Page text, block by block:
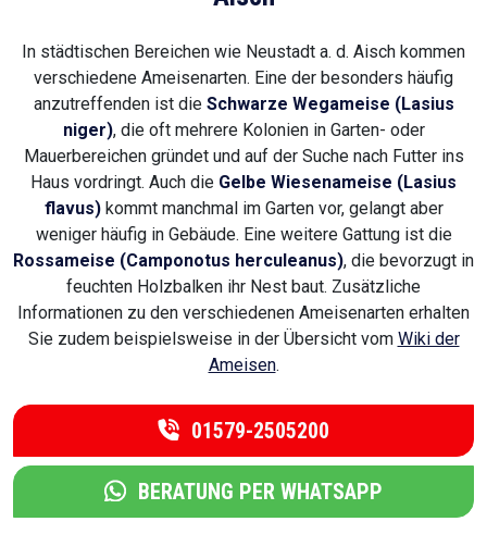
In städtischen Bereichen wie Neustadt a. d. Aisch kommen
verschiedene Ameisenarten. Eine der besonders häufig
anzutreffenden ist die Schwarze Wegameise (Lasius
niger), die oft mehrere Kolonien in Garten- oder
Mauerbereichen gründet und auf der Suche nach Futter ins
Haus vordringt. Auch die Gelbe Wiesenameise (Lasius
flavus)kommt manchmal im Garten vor, gelangt aber
weniger häufig in Gebäude. Eine weitere Gattung ist die
Rossameise (Camponotus herculeanus), die bevorzugt in
feuchten Holzbalken ihr Nest baut. Zusätzliche
Informationen zu den verschiedenen Ameisenarten erhalten
Sie zudem beispielsweise in der Übersicht vom Wiki der
Ameisen.
01579-2505200
BERATUNG PER WHATSAPP